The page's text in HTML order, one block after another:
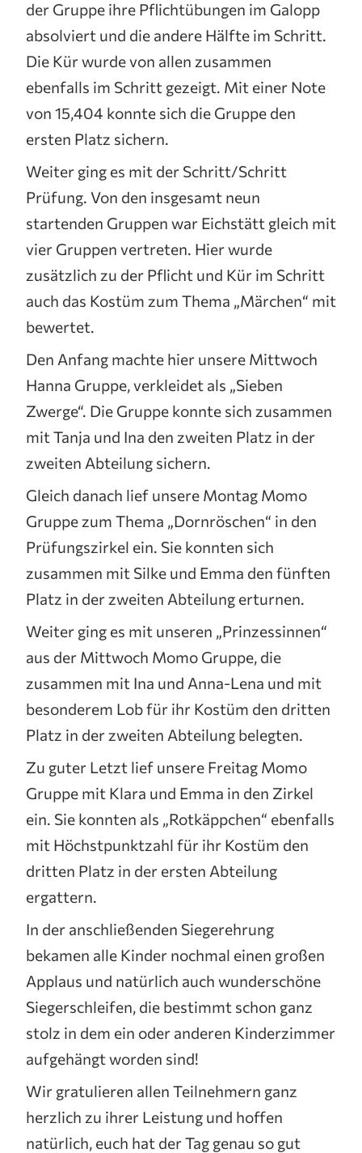
der Gruppe ihre Pflichtübungen im Galopp
absolviert und die andere Hälfte im Schritt.
Die Kür wurde von allen zusammen
ebenfalls im Schritt gezeigt. Mit einer Note
von 15,404 konnte sich die Gruppe den
ersten Platz sichern.
Weiter ging es mit der Schritt/Schritt
Prüfung. Von den insgesamt neun
startenden Gruppen war Eichstätt gleich mit
vier Gruppen vertreten. Hier wurde
zusätzlich zu der Pflicht und Kür im Schritt
auch das Kostüm zum Thema „Märchen“ mit
bewertet.
Den Anfang machte hier unsere Mittwoch
Hanna Gruppe, verkleidet als „Sieben
Zwerge“. Die Gruppe konnte sich zusammen
mit Tanja und Ina den zweiten Platz in der
zweiten Abteilung sichern.
Gleich danach lief unsere Montag Momo
Gruppe zum Thema „Dornröschen“ in den
Prüfungszirkel ein. Sie konnten sich
zusammen mit Silke und Emma den fünften
Platz in der zweiten Abteilung erturnen.
Weiter ging es mit unseren „Prinzessinnen“
aus der Mittwoch Momo Gruppe, die
zusammen mit Ina und Anna-Lena und mit
besonderem Lob für ihr Kostüm den dritten
Platz in der zweiten Abteilung belegten.
Zu guter Letzt lief unsere Freitag Momo
Gruppe mit Klara und Emma in den Zirkel
ein. Sie konnten als „Rotkäppchen“ ebenfalls
mit Höchstpunktzahl für ihr Kostüm den
dritten Platz in der ersten Abteilung
ergattern.
In der anschließenden Siegerehrung
bekamen alle Kinder nochmal einen großen
Applaus und natürlich auch wunderschöne
Siegerschleifen, die bestimmt schon ganz
stolz in dem ein oder anderen Kinderzimmer
aufgehängt worden sind!
Wir gratulieren allen Teilnehmern ganz
herzlich zu ihrer Leistung und hoffen
natürlich, euch hat der Tag genau so gut